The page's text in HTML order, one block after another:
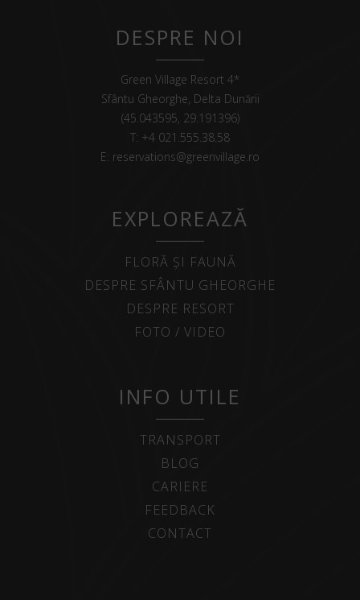
DESPRE NOI
Green Village Resort 4*
Sfântu Gheorghe, Delta Dunării
(45.043595, 29.191396)
T: +4 021.555.38.58
E: reservations@greenvillage.ro
EXPLOREAZĂ
FLORĂ ȘI FAUNĂ
DESPRE SFÂNTU GHEORGHE
DESPRE RESORT
FOTO / VIDEO
INFO UTILE
TRANSPORT
BLOG
CARIERE
FEEDBACK
CONTACT